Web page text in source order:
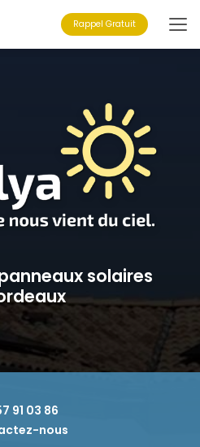
Rappel Gratuit
solaires
91 03 86
nous